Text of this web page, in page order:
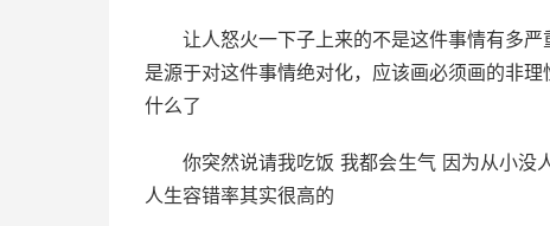
让人怒火一下子上来的不是这件事情有多
是源于对这件事情绝对化，应该画必须画的非
什么了
你突然说请我吃饭 我都会生气 因为从小没
人生容错率其实很高的